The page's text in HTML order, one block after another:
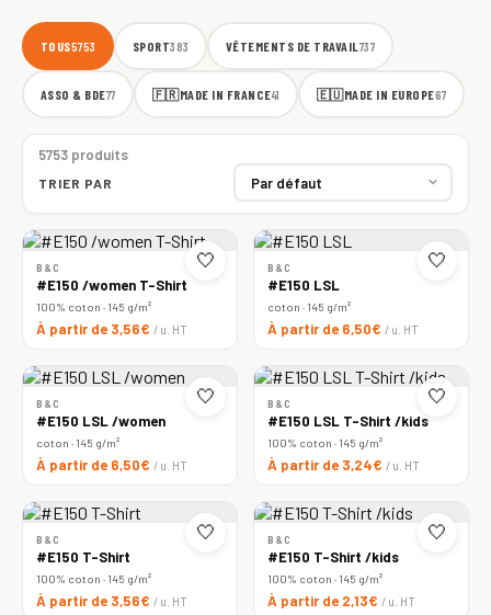
TOUS5753 SPORT383 VÊTEMENTS DE TRAVAIL737
ASSO & BDE77 🇫🇷MADE IN FRANCE41 🇪🇺MADE IN EUROPE67
5753 produits
TRIER PAR
🤍
B&C
#E150 /women T-Shirt
100% coton · 145 g/m²
À partir de 3,56€ / u. HT
🤍
B&C
#E150 LSL
coton · 145 g/m²
À partir de 6,50€ / u. HT
🤍
B&C
#E150 LSL /women
coton · 145 g/m²
À partir de 6,50€ / u. HT
🤍
B&C
#E150 LSL T-Shirt /kids
100% coton · 145 g/m²
À partir de 3,24€ / u. HT
🤍
B&C
#E150 T-Shirt
100% coton · 145 g/m²
À partir de 3,56€ / u. HT
🤍
B&C
#E150 T-Shirt /kids
100% coton · 145 g/m²
À partir de 2,13€ / u. HT